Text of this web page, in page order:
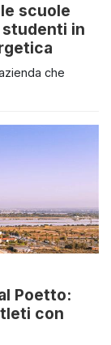
scuole
in
che
Poetto:
con